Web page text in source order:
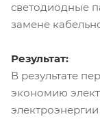
светодиодные
замене
Результат:
В результате
экономию